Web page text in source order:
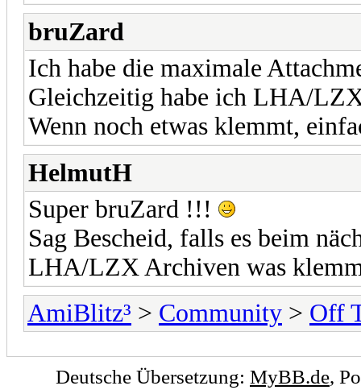
bruZard
Ich habe die maximale
Gleichzeitig habe ich LHA/
Wenn noch etwas klemmt,
HelmutH
Super bruZard !!!
Sag Bescheid, falls es beim
LHA/LZX Archiven was
AmiBlitz³ > Community > Off
Deutsche Übersetzung: MyBB.de,